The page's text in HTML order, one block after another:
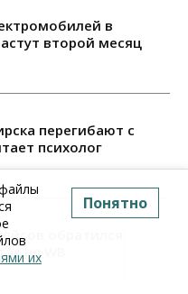
в
второй месяц
перегибают с
психолог
обратился в
на WB
их
Понятно